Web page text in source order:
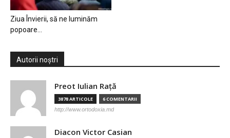
Ziua Învierii, să ne luminăm
popoare…
Autorii noștri
Preot Iulian Raţă
3878 ARTICOLE 6 COMENTARII
http://www.ortodoxia.md
Diacon Victor Casian